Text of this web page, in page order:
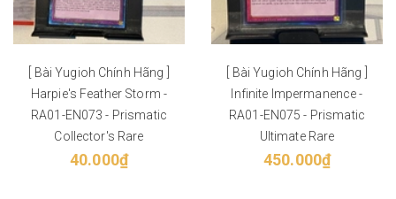
[ Bài Yugioh Chính Hãng ]
Harpie's Feather Storm -
RA01-EN073 - Prismatic
Collector's Rare
40.000₫
[ Bài Yugioh Chính Hãng ]
Infinite Impermanence -
RA01-EN075 - Prismatic
Ultimate Rare
450.000₫